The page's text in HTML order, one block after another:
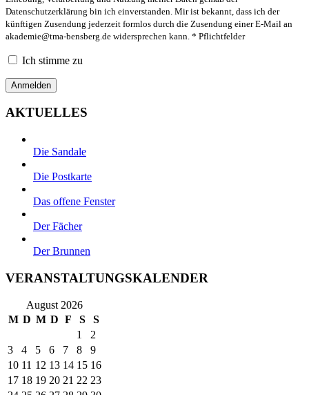
Datenschutzerklärung bin ich einverstanden. Mir ist bekannt, dass ich der
künftigen Zusendung jederzeit formlos durch die Zusendung einer E-Mail an
akademie@tma-bensberg.de widersprechen kann. * Pflichtfelder
Ich stimme zu
AKTUELLES
Die Sandale
Die Postkarte
Das offene Fenster
Der Fächer
Der Brunnen
VERANSTALTUNGSKALENDER
August 2026
M D M D F S S
1
2
3
4 5 6 7 8
9
10 11 12 13 14 15 16
17 18 19 20 21 22 23